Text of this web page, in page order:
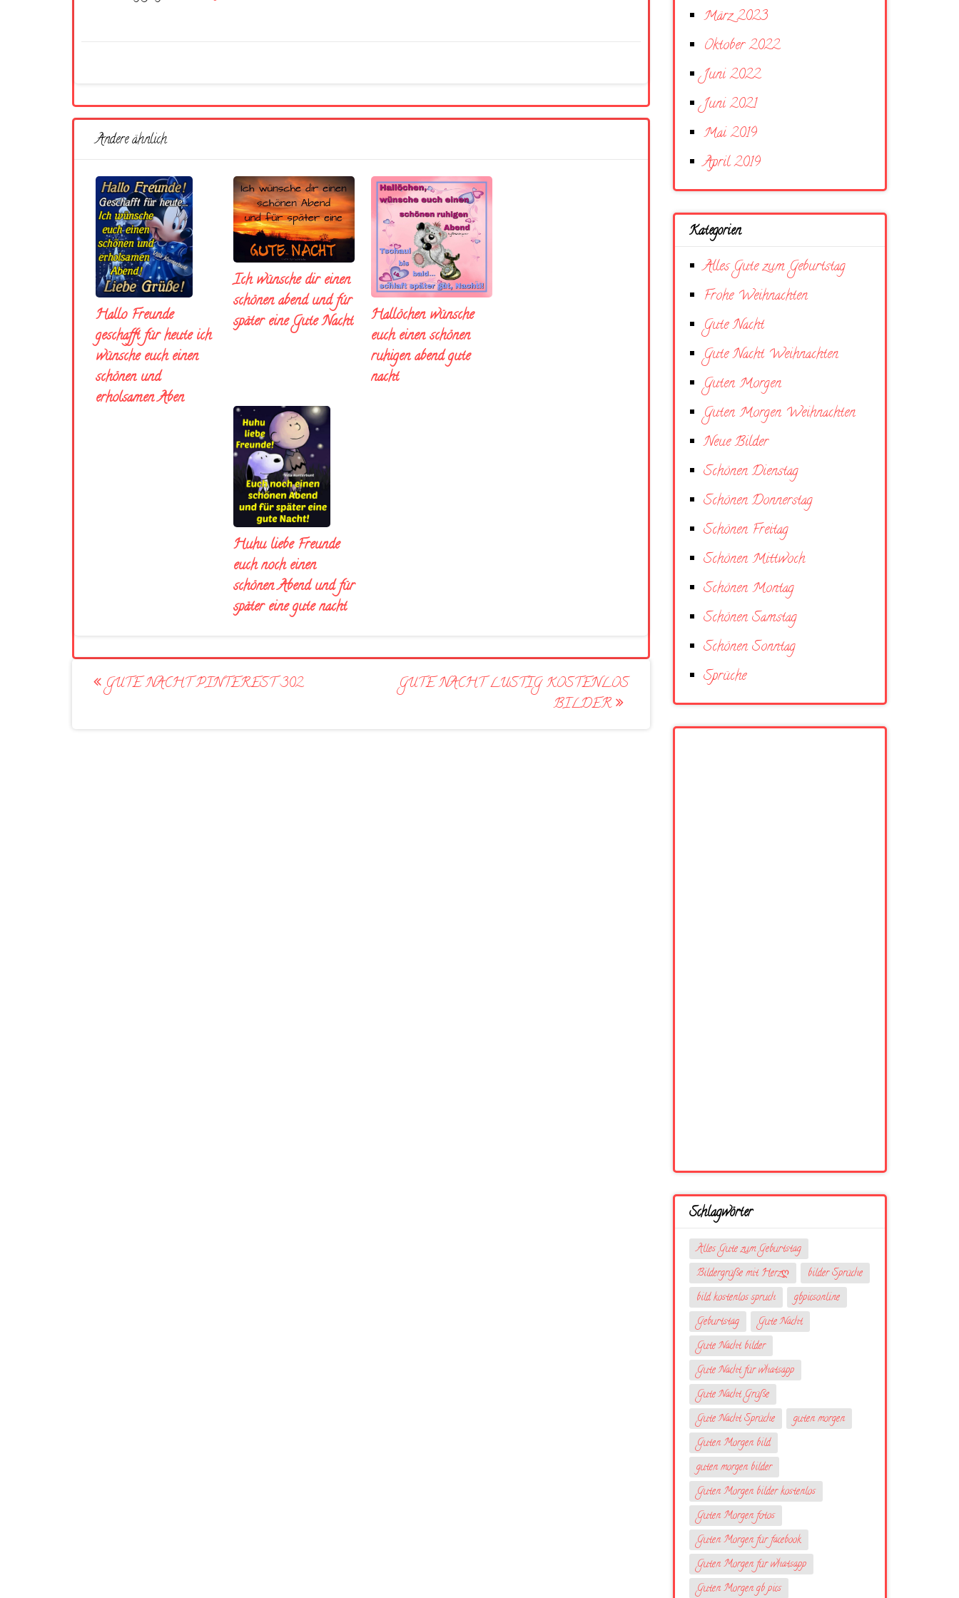
Andere ähnlich
Hallo Freunde
geschafft für heute ich
wünsche euch einen
schönen und
erholsamen Aben
Ich wünsche dir einen
schönen abend und fúr
später eine Gute Nacht
Hallöchen wünsche
euch einen schönen
ruhigen abend gute
nacht
Huhu liebe Freunde
euch noch einen
schönen Abend und für
später eine gute nacht
Post
navigation
GUTE NACHT PINTEREST 302
GUTE NACHT LUSTIG KOSTENLOS
BILDER
März 2023
Oktober 2022
Juni 2022
Juni 2021
Mai 2019
April 2019
Kategorien
Alles Gute zum Geburtstag
Frohe Weihnachten
Gute Nacht
Gute Nacht Weihnachten
Guten Morgen
Guten Morgen Weihnachten
Neue Bilder
Schönen Dienstag
Schönen Donnerstag
Schönen Freitag
Schönen Mittwoch
Schönen Montag
Schönen Samstag
Schönen Sonntag
Sprüche
Schlagwörter
Alles Gute zum Geburtstag
Bildergrüße mit Herzღ
bilder Sprüche
bild kostenlos spruch
gbpicsonline
Geburtstag
Gute Nacht
Gute Nacht bilder
Gute Nacht für whatsapp
Gute Nacht Grüße
Gute Nacht Sprüche
guten morgen
Guten Morgen bild
guten morgen bilder
Guten Morgen bilder kostenlos
Guten Morgen fotos
Guten Morgen für facebook
Guten Morgen für whatsapp
Guten Morgen gb pics